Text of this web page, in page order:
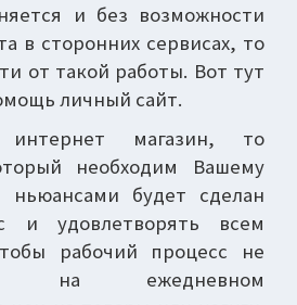
и без возможности
в сторонних сервисах, то
от такой работы. Вот тут
личный сайт.
магазин, то
необходим Вашему
ньюансами будет сделан
и удовлетворять всем
рабочий процесс не
на ежедневном